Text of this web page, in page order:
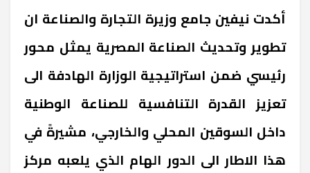
أكدت نيفين جامع وزيرة التجارة والصناعة ان
تطوير وتحديث الصناعة المصرية يمثل محور
رئيسي ضمن استراتيجية الوزارة الهادفة الى
تعزيز القدرة التنافسية للصناعة الوطنية
داخل السوقين المحلي والخارجي، مشيرةً في
هذا الاطار الى الدور الهام الذي يلعبه مركز